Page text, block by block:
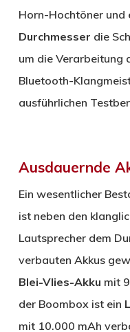
Horn-Hochtöner und
Durchmesser die
um die Verarbeitung
Bluetooth-
ausführlichen
Ausdauernde
Ein wesentlicher
ist neben den
Lautsprecher dem
verbauten Akkus
Blei-Vlies-Akku mit
der Boombox ist ein
mit 10.000 mAh